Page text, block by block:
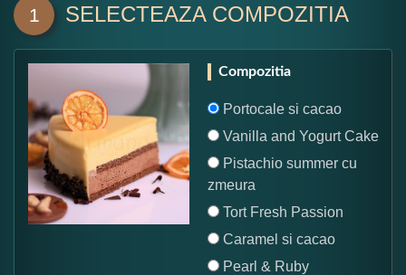
1 SELECTEAZA COMPOZITIA
Compozitia
Portocale si cacao
Vanilla and Yogurt Cake
Pistachio summer cu
zmeura
Tort Fresh Passion
Caramel si cacao
Pearl & Ruby